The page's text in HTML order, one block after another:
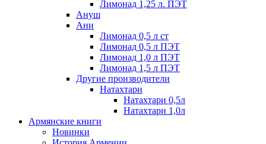
Лимонад 1,25 л. ПЭТ
Ануш
Ани
Лимонад 0,5 л ст
Лимонад 0,5 л ПЭТ
Лимонад 1,0 л ПЭТ
Лимонад 1,5 л ПЭТ
Другие производители
Натахтари
Натахтари 0,5л
Натахтари 1,0л
Армянские книги
Новинки